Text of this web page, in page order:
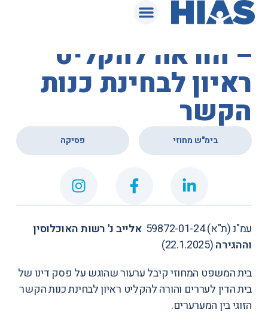
המאגר המשפטי
בית המשפט המחוזי
– הוראה להקליט
ראיון לבחינת כנות
הקשר
בימ"ש מחוזי פסיקה
עמ"נ (ת"א) 59872-01-24‏ ‏
אלייב נ' רשות האוכלוסין
וההגירה(22.1.2025)
בית המשפט המחוזי קיבל ערעור שהוגש על פסק דינו של
בית הדין לעררים והורה להקליט ראיון לבחינת כנות הקשר
הזוגי בין המערערים.